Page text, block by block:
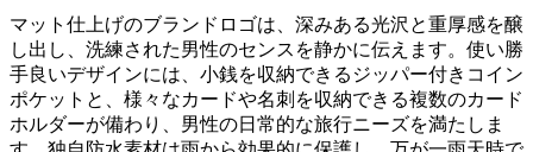
マット仕上げのブランドロゴは、深みある光沢と重厚感を醸
し出し、洗練された男性のセンスを静かに伝えます。使い勝
手良いデザインには、小銭を収納できるジッパー付きコイン
ポケットと、様々なカードや名刺を収納できる複数のカード
ホルダーが備わり、男性の日常的な旅行ニーズを満たしま